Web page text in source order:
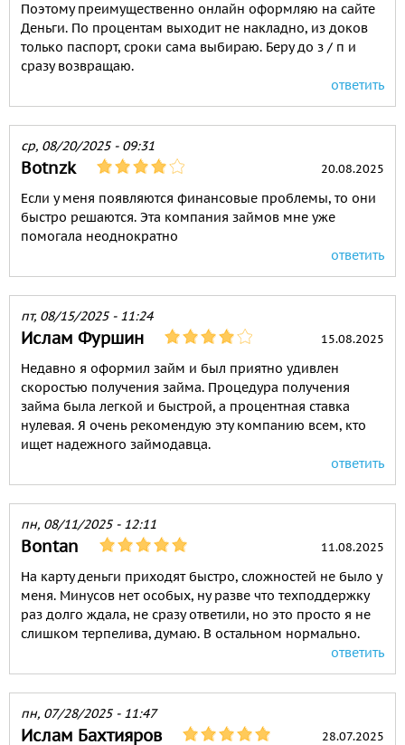
Поэтому преимущественно онлайн оформляю на сайте
Деньги. По процентам выходит не накладно, из доков
только паспорт, сроки сама выбираю. Беру до з / п и
сразу возвращаю.
ответить
ср, 08/20/2025 - 09:31
Botnzk 20.08.2025
Если у меня появляются финансовые проблемы, то они
быстро решаются. Эта компания займов мне уже
помогала неоднократно
ответить
пт, 08/15/2025 - 11:24
Ислам Фуршин 15.08.2025
Недавно я оформил займ и был приятно удивлен
скоростью получения займа. Процедура получения
займа была легкой и быстрой, а процентная ставка
нулевая. Я очень рекомендую эту компанию всем, кто
ищет надежного займодавца.
ответить
пн, 08/11/2025 - 12:11
Bontan 11.08.2025
На карту деньги приходят быстро, сложностей не было у
меня. Минусов нет особых, ну разве что техподдержку
раз долго ждала, не сразу ответили, но это просто я не
слишком терпелива, думаю. В остальном нормально.
ответить
пн, 07/28/2025 - 11:47
Ислам Бахтияров 28.07.2025